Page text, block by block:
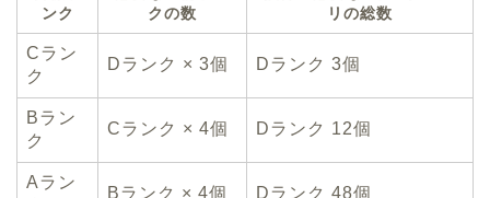
ンク
クの数
リの総数
Cラン
ク
Dランク × 3個 Dランク 3個
Bラン
ク
Cランク × 4個 Dランク 12個
Aラン
Bランク × 4個 Dランク 48個